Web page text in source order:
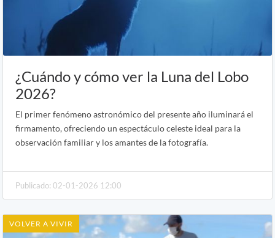
¿Cuándo y cómo ver la Luna del Lobo
2026?
El primer fenómeno astronómico del presente año iluminará el
firmamento, ofreciendo un espectáculo celeste ideal para la
observación familiar y los amantes de la fotografía.
Publicado: 02-01-2026 12:00
VOLVER A VIVIR